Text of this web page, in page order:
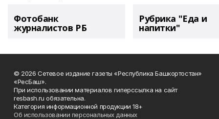
Фотобанк
журналистов РБ
Рубрика "Еда и
напитки"
© 2026 Сетевое издание газеты «Республика Башкортостан»
«РесБаш».
При использовании материалов гиперссылка на сайт
resbash.ru обязательна.
Категория информационной продукции 18+
Об использовании персональных данных